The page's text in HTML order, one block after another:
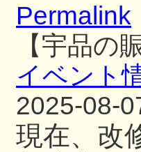
Permalink
【宇品の
イベント
2025-08-
現在、改